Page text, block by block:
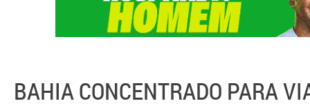
BAHIA CONCENTRADO PARA